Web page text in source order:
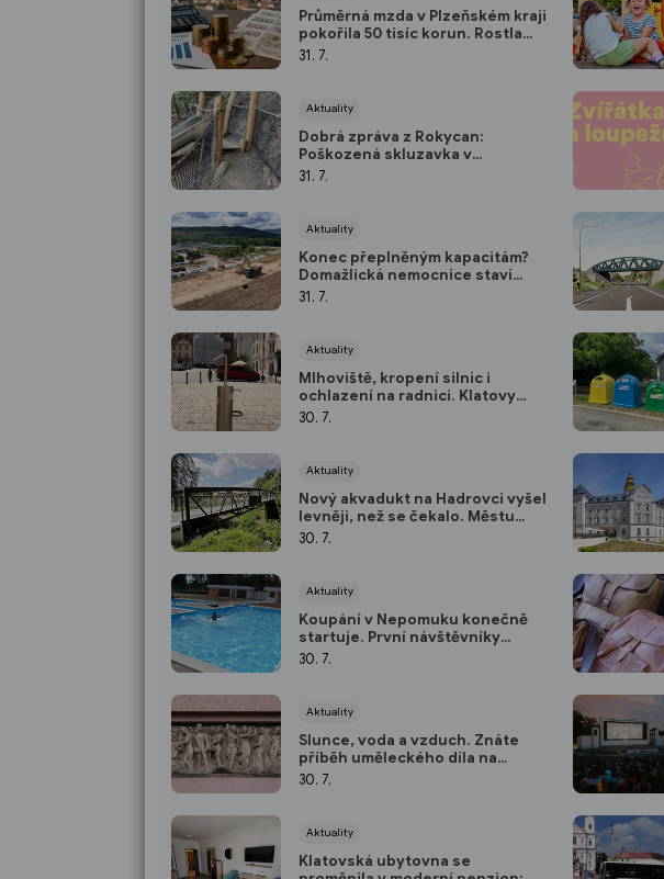
Průměrná mzda v Plzeňském kraji
pokořila 50 tisíc korun. Rostla
nejrychleji za pět let
31. 7.
Aktuality
Dobrá zpráva z Rokycan:
Poškozená skluzavka v
Husových sadech je opravena
31. 7.
Aktuality
Konec přeplněným kapacitám?
Domažlická nemocnice staví
parkoviště pro zaměstnance
31. 7.
Aktuality
Mlhoviště, kropení silnic i
ochlazení na radnici. Klatovy
bojují s tropickými vedry
30. 7.
Aktuality
Nový akvadukt na Hadrovci vyšel
levněji, než se čekalo. Městu
pomohla i krajská dotace
30. 7.
Aktuality
Koupání v Nepomuku konečně
startuje. První návštěvníky
přivítá už v pátek
30. 7.
Aktuality
Slunce, voda a vzduch. Znáte
příběh uměleckého díla na
fasádě Rokycanské nemocnice?
30. 7.
Aktuality
Klatovská ubytovna se